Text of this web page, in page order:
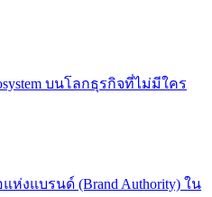
บนโลกธุรกิจที่ไม่มีใคร
งแบรนด์ (Brand Authority) ใน